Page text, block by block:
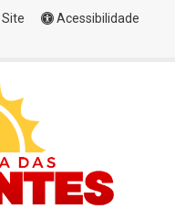
Acessibilidade